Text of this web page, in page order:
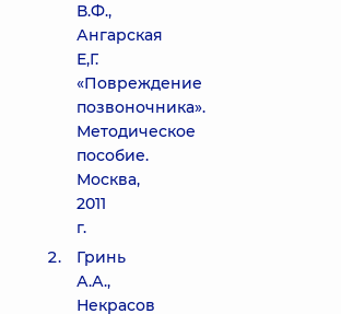
В.Ф.,
Ангарская
Е,Г.
«Повреждение
позвоночника».
Методическое
пособие.
Москва,
2011
г.
Гринь
А.А.,
Некрасов